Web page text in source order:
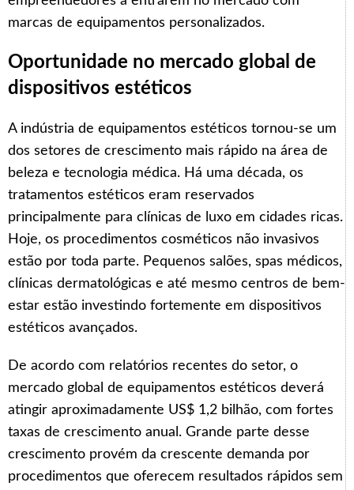
marcas de equipamentos personalizados.
Oportunidade no mercado global de
dispositivos estéticos
A indústria de equipamentos estéticos tornou-se um
dos setores de crescimento mais rápido na área de
beleza e tecnologia médica. Há uma década, os
tratamentos estéticos eram reservados
principalmente para clínicas de luxo em cidades ricas.
Hoje, os procedimentos cosméticos não invasivos
estão por toda parte. Pequenos salões, spas médicos,
clínicas dermatológicas e até mesmo centros de bem-
estar estão investindo fortemente em dispositivos
estéticos avançados.
De acordo com relatórios recentes do setor, o
mercado global de equipamentos estéticos deverá
atingir aproximadamente US$ 1,2 bilhão, com fortes
taxas de crescimento anual. Grande parte desse
crescimento provém da crescente demanda por
procedimentos que oferecem resultados rápidos sem